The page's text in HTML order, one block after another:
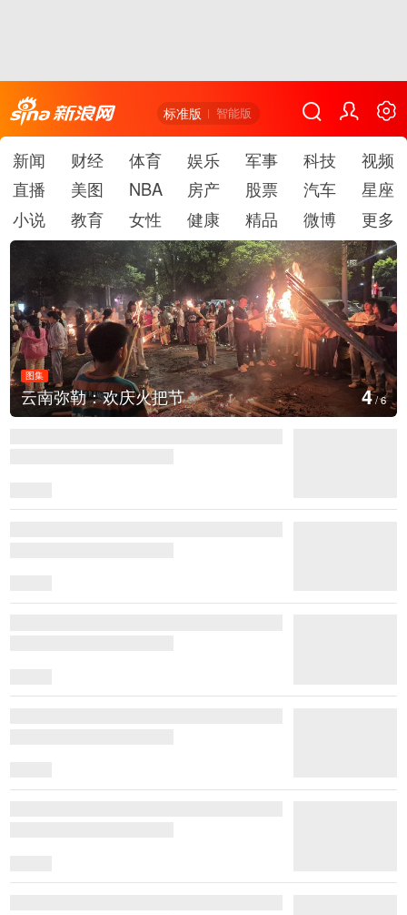
标准版 智能版
新闻 财经 体育 娱乐 军事 科技
视频
直播
美图 NBA 房产 股票 汽车
星座
小说
教育 女性 健康 精品 微博 更多
把节
图集
江西铅山：千灯
5/6